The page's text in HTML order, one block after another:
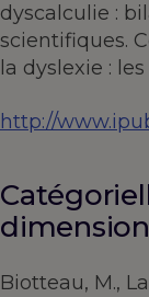
dyscalculie :
scientifiques.
la dyslexie :
http://
Biotteau, M.,